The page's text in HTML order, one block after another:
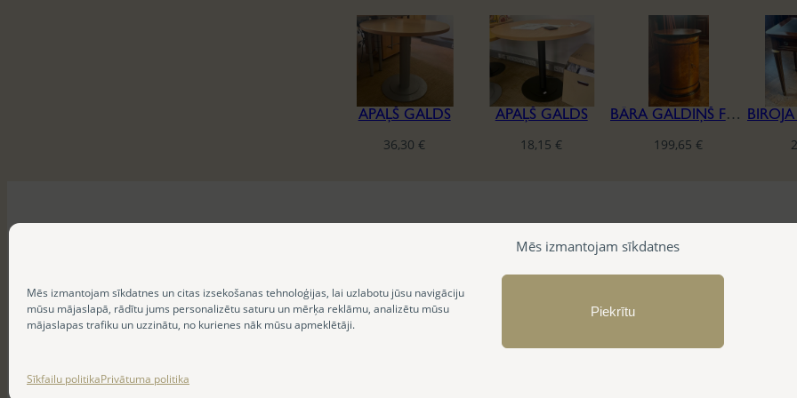
Mēs izmantojam sīkdatnes
Mēs izmantojam sīkdatnes un citas izsekošanas tehnoloģijas, lai uzlabotu jūsu navigāciju
mūsu mājaslapā, rādītu jums personalizētu saturu un mērķa reklāmu, analizētu mūsu
mājaslapas trafiku un uzzinātu, no kurienes nāk mūsu apmeklētāji.
Piekrītu
Sīkfailu politikaPrivātuma politika
APAĻŠ GALDS
36,30€
APAĻŠ GALDS
18,15€
BĀRA GALDIŅŠ FRANCESCO MOLON
199,65€